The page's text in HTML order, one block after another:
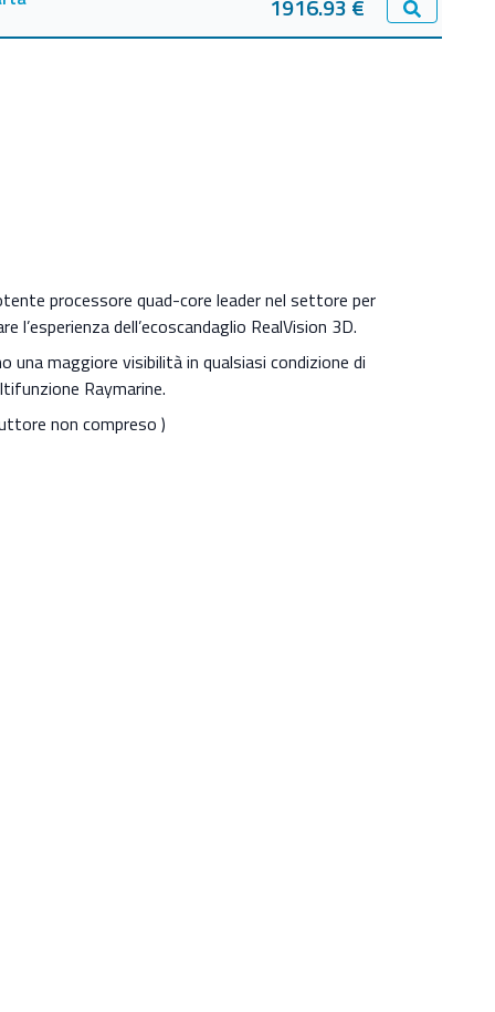
1916.93 €
Vedi
processore quad-core leader nel settore per
dell’ecoscandaglio RealVision 3D.
maggiore visibilità in qualsiasi condizione di
Raymarine.
non compreso )